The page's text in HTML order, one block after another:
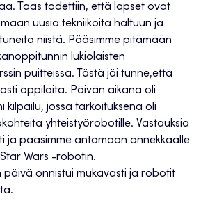
Taas todettiin, että lapset ovat
uusia tekniikoita haltuun ja
niistä. Pääsimme pitämään
lukiolaisten
puitteissa. Tästä jäi tunne,että
oppilaita. Päivän aikana oli
kilpailu, jossa tarkoituksena oli
yhteistyörobotille. Vastauksia
ja pääsimme antamaan onnekkaalle
Wars -robotin.
päivä onnistui mukavasti ja robotit